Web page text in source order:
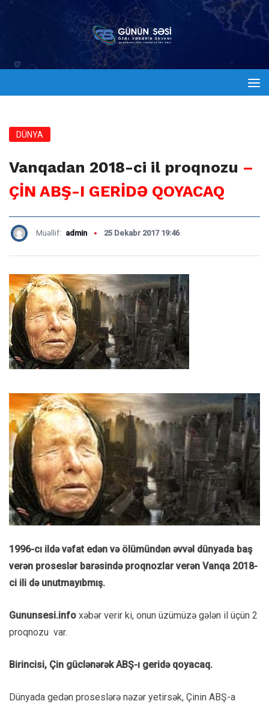
DÜNYA
Vanqadan 2018-ci il proqnozu –
ÇİN ABŞ-I GERİDƏ QOYACAQ
Müəllif: admin 25 Dekabr 2017 19:46
1996-cı ildə vəfat edən və ölümündən əvvəl dünyada baş
verən proseslər barəsində proqnozlar verən Vanqa 2018-
ci ili də unutmayıbmış.
Gununsesi.info xəbər verir ki, onun üzümüzə gələn il üçün 2
proqnozu var.
Birincisi, Çin güclənərək ABŞ-ı geridə qoyacaq.
Dünyada gedən proseslərə nəzər yetirsək, Çinin ABŞ-a